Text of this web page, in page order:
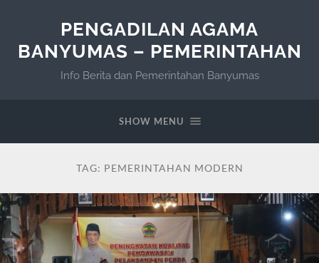
PENGADILAN AGAMA
BANYUMAS – PEMERINTAHAN
Info Berita dan Pemerintahan Banyumas
SHOW MENU
TAG: PEMERINTAHAN MODERN